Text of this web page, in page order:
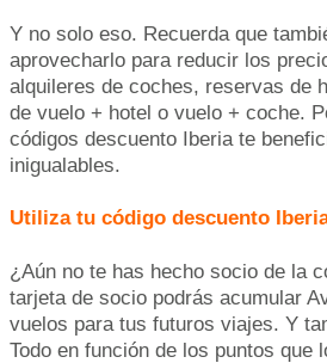
Y no solo eso. Recuerda que
aprovecharlo para reducir los
alquileres de coches, reservas de
de vuelo + hotel o vuelo + coche.
códigos descuento Iberia te
inigualables.
Utiliza tu código descuento
¿Aún no te has hecho socio de la
tarjeta de socio podrás acumular
vuelos para tus futuros viajes. Y
Todo en función de los puntos que